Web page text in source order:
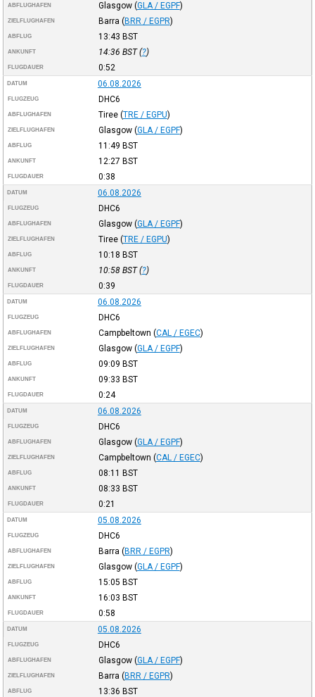
ABFLUGHAFEN Glasgow (GLA / EGPF)
ZIELFLUGHAFEN Barra (BRR / EGPR)
ABFLUG 13:43 BST
ANKUNFT 14:36 BST(?)
FLUGDAUER 0:52
DATUM 06.08.2026
FLUGZEUG DHC6
ABFLUGHAFEN Tiree (TRE / EGPU)
ZIELFLUGHAFEN Glasgow (GLA / EGPF)
ABFLUG 11:49 BST
ANKUNFT 12:27 BST
FLUGDAUER 0:38
DATUM 06.08.2026
FLUGZEUG DHC6
ABFLUGHAFEN Glasgow (GLA / EGPF)
ZIELFLUGHAFEN Tiree (TRE / EGPU)
ABFLUG 10:18 BST
ANKUNFT 10:58 BST(?)
FLUGDAUER 0:39
DATUM 06.08.2026
FLUGZEUG DHC6
ABFLUGHAFEN Campbeltown (CAL / EGEC)
ZIELFLUGHAFEN Glasgow (GLA / EGPF)
ABFLUG 09:09 BST
ANKUNFT 09:33 BST
FLUGDAUER 0:24
DATUM 06.08.2026
FLUGZEUG DHC6
ABFLUGHAFEN Glasgow (GLA / EGPF)
ZIELFLUGHAFEN Campbeltown (CAL / EGEC)
ABFLUG 08:11 BST
ANKUNFT 08:33 BST
FLUGDAUER 0:21
DATUM 05.08.2026
FLUGZEUG DHC6
ABFLUGHAFEN Barra (BRR / EGPR)
ZIELFLUGHAFEN Glasgow (GLA / EGPF)
ABFLUG 15:05 BST
ANKUNFT 16:03 BST
FLUGDAUER 0:58
DATUM 05.08.2026
FLUGZEUG DHC6
ABFLUGHAFEN Glasgow (GLA / EGPF)
ZIELFLUGHAFEN Barra (BRR / EGPR)
ABFLUG 13:36 BST